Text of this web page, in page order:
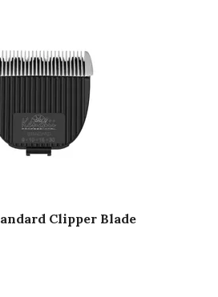
Clipper Blade